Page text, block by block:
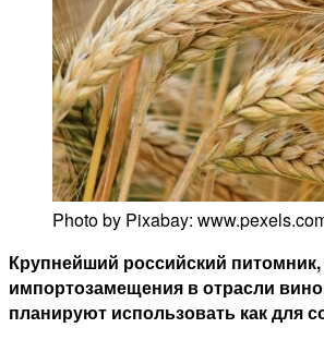
Photo by Pixabay:
Крупнейший российский
импортозамещения в отрасли
планируют использовать как для